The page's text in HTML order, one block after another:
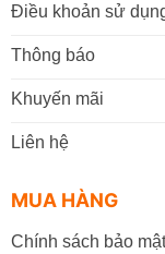
Điều khoản sử
Thông báo
Khuyến mãi
Liên hệ
MUA HÀNG
Chính sách bảo mật